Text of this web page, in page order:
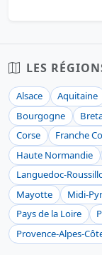
LES
Alsace Aquitaine
Bourgogne
Corse
Franche
Haute Normandie
Languedoc-
Mayotte
Midi-
Pays de la Loire
Provence-Alpes-